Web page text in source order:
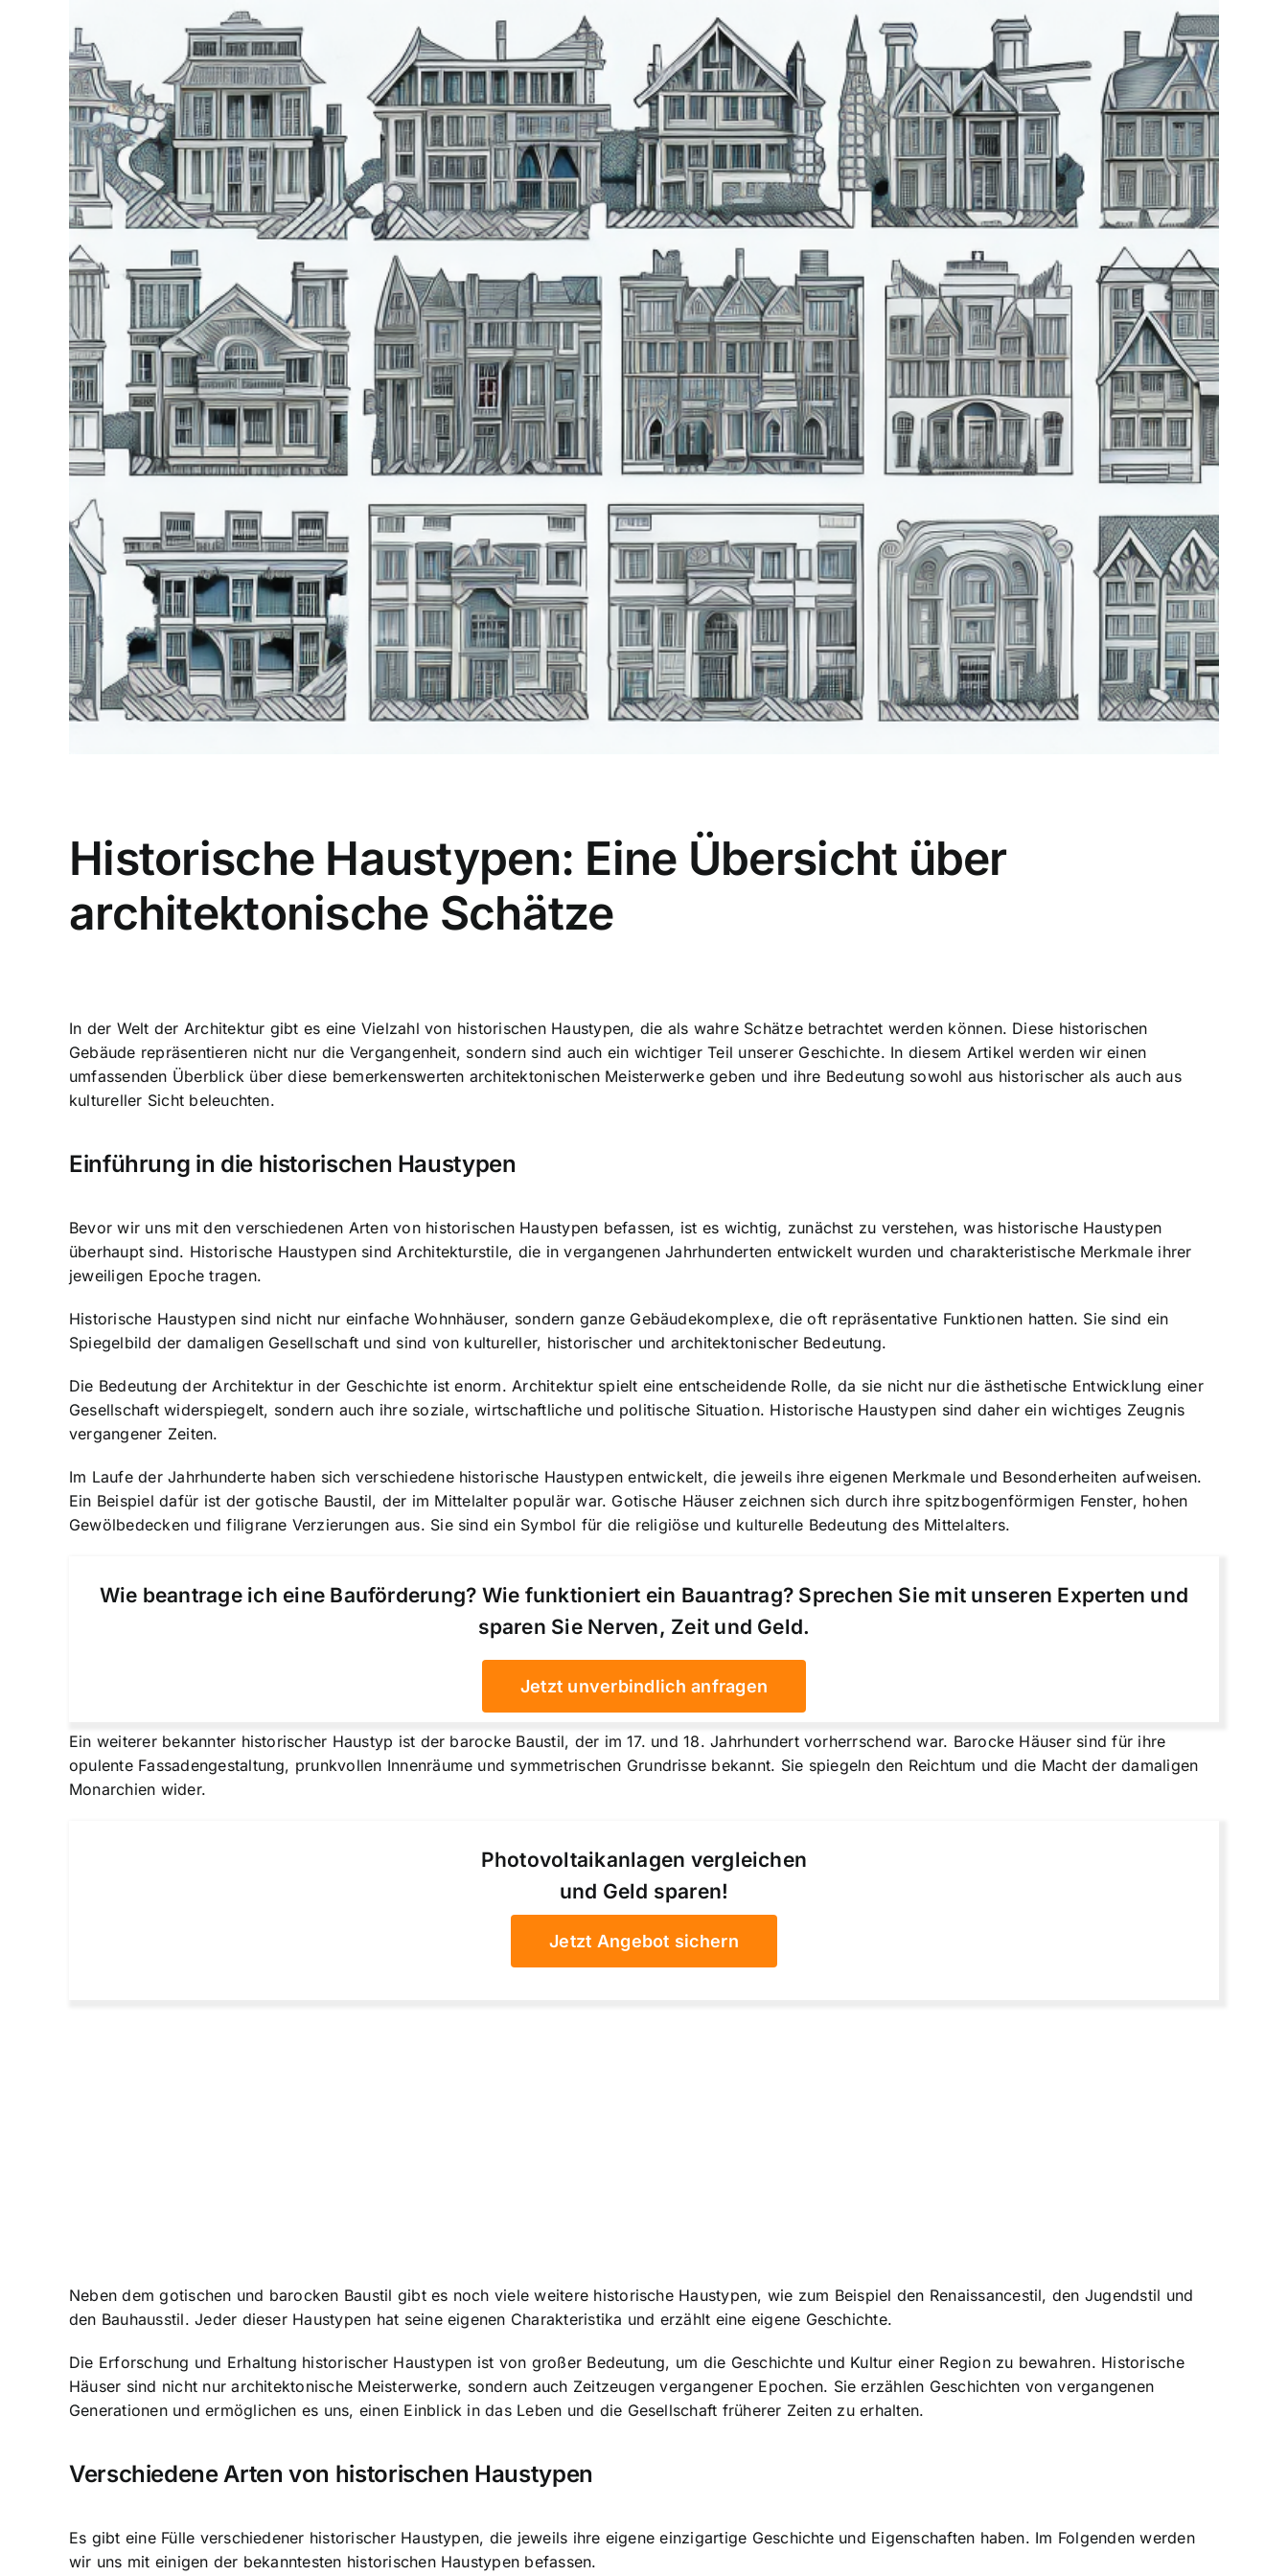
Bild
Historische Haustypen: Eine Übersicht über
architektonische Schätze
In der Welt der Architektur gibt es eine Vielzahl von historischen Haustypen, die als wahre Schätze betrachtet werden können. Diese historischen
Gebäude repräsentieren nicht nur die Vergangenheit, sondern sind auch ein wichtiger Teil unserer Geschichte. In diesem Artikel werden wir einen
umfassenden Überblick über diese bemerkenswerten architektonischen Meisterwerke geben und ihre Bedeutung sowohl aus historischer als auch aus
kultureller Sicht beleuchten.
Einführung in die historischen Haustypen
Bevor wir uns mit den verschiedenen Arten von historischen Haustypen befassen, ist es wichtig, zunächst zu verstehen, was historische Haustypen
überhaupt sind. Historische Haustypen sind Architekturstile, die in vergangenen Jahrhunderten entwickelt wurden und charakteristische Merkmale ihrer
jeweiligen Epoche tragen.
Historische Haustypen sind nicht nur einfache Wohnhäuser, sondern ganze Gebäudekomplexe, die oft repräsentative Funktionen hatten. Sie sind ein
Spiegelbild der damaligen Gesellschaft und sind von kultureller, historischer und architektonischer Bedeutung.
Die Bedeutung der Architektur in der Geschichte ist enorm. Architektur spielt eine entscheidende Rolle, da sie nicht nur die ästhetische Entwicklung einer
Gesellschaft widerspiegelt, sondern auch ihre soziale, wirtschaftliche und politische Situation. Historische Haustypen sind daher ein wichtiges Zeugnis
vergangener Zeiten.
Im Laufe der Jahrhunderte haben sich verschiedene historische Haustypen entwickelt, die jeweils ihre eigenen Merkmale und Besonderheiten aufweisen.
Ein Beispiel dafür ist der gotische Baustil, der im Mittelalter populär war. Gotische Häuser zeichnen sich durch ihre spitzbogenförmigen Fenster, hohen
Gewölbedecken und filigrane Verzierungen aus. Sie sind ein Symbol für die religiöse und kulturelle Bedeutung des Mittelalters.
Wie beantrage ich eine Bauförderung? Wie funktioniert ein Bauantrag? Sprechen Sie mit unseren Experten und
sparen Sie Nerven, Zeit und Geld.
Jetzt unverbindlich anfragen
Ein weiterer bekannter historischer Haustyp ist der barocke Baustil, der im 17. und 18. Jahrhundert vorherrschend war. Barocke Häuser sind für ihre
opulente Fassadengestaltung, prunkvollen Innenräume und symmetrischen Grundrisse bekannt. Sie spiegeln den Reichtum und die Macht der damaligen
Monarchien wider.
Photovoltaikanlagen vergleichen
und Geld sparen!
Jetzt Angebot sichern
Neben dem gotischen und barocken Baustil gibt es noch viele weitere historische Haustypen, wie zum Beispiel den Renaissancestil, den Jugendstil und
den Bauhausstil. Jeder dieser Haustypen hat seine eigenen Charakteristika und erzählt eine eigene Geschichte.
Die Erforschung und Erhaltung historischer Haustypen ist von großer Bedeutung, um die Geschichte und Kultur einer Region zu bewahren. Historische
Häuser sind nicht nur architektonische Meisterwerke, sondern auch Zeitzeugen vergangener Epochen. Sie erzählen Geschichten von vergangenen
Generationen und ermöglichen es uns, einen Einblick in das Leben und die Gesellschaft früherer Zeiten zu erhalten.
Verschiedene Arten von historischen Haustypen
Es gibt eine Fülle verschiedener historischer Haustypen, die jeweils ihre eigene einzigartige Geschichte und Eigenschaften haben. Im Folgenden werden
wir uns mit einigen der bekanntesten historischen Haustypen befassen.